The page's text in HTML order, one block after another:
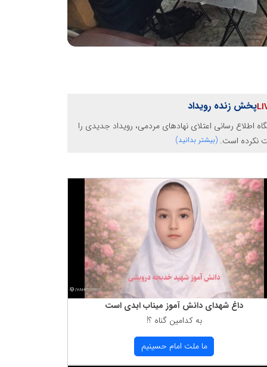
پخش زنده رویداد
اطلاع رسانی اعتلای نهادهای مردمی، رویداد جدیدی را
نکرده است. (بیشتر بدانید)
داغ شهدای دانش آموز میناب ابدی است
به كدامین گناه ؟!
ما ملت امام حسینیم